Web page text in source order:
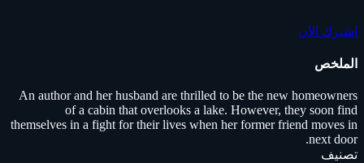
اشترك الآن
الملخص
An author and her husband are thrilled to be the new homeowners
of a cabin that overlooks a lake. However, they soon find
themselves in a fight for their lives when her former friend moves in
next door.
تصنيف